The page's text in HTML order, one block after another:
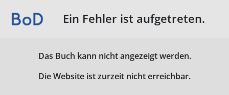
Ein Fehler ist aufgetreten.
Das Buch kann nicht angezeigt werden.
Die Website ist zurzeit nicht erreichbar.